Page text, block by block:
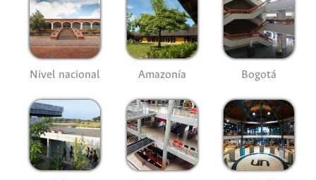
Nivel nacional Amazonía Bogotá